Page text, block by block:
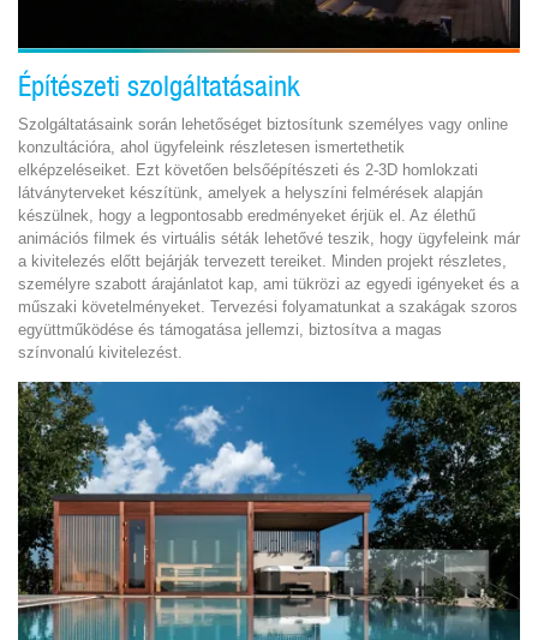
Építészeti szolgáltatásaink
Szolgáltatásaink során lehetőséget biztosítunk személyes vagy online
konzultációra, ahol ügyfeleink részletesen ismertethetik
elképzeléseiket. Ezt követően belsőépítészeti és 2-3D homlokzati
látványterveket készítünk, amelyek a helyszíni felmérések alapján
készülnek, hogy a legpontosabb eredményeket érjük el. Az élethű
animációs filmek és virtuális séták lehetővé teszik, hogy ügyfeleink már
a kivitelezés előtt bejárják tervezett tereiket. Minden projekt részletes,
személyre szabott árajánlatot kap, ami tükrözi az egyedi igényeket és a
műszaki követelményeket. Tervezési folyamatunkat a szakágak szoros
együttműködése és támogatása jellemzi, biztosítva a magas
színvonalú kivitelezést.